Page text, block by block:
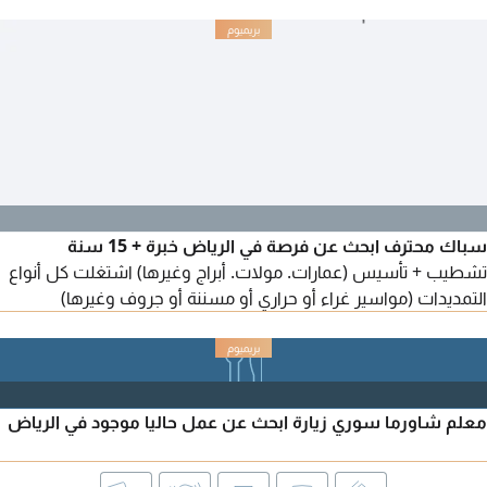
(الباحة - وسط المدينة - بجوار ادارة الجوازات) بجوار الجوازات
سباك محترف ابحث عن فرصة في الرياض خبرة + 15 سنة
تشطيب + تأسيس (عمارات. مولات. أبراج وغيرها) اشتغلت كل أنواع
التمديدات (مواسير غراء أو حراري أو مسننة أو جروف وغيرها)
معلم شاورما سوري زيارة ابحث عن عمل حاليا موجود في الرياض